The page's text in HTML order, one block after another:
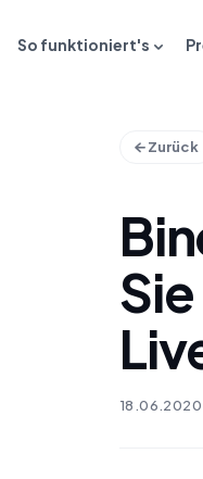
So funktioniert's
Zurück
18.06.2020